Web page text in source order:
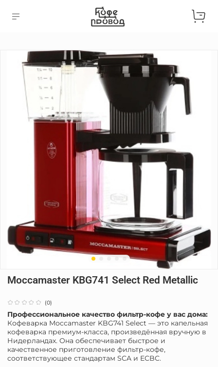
(0)
Moccamaster KBG741 Select Red Metallic
Профессиональное качество фильтр-кофе у вас дома:
Кофеварка Moccamaster KBG741 Select — это капельная
кофеварка премиум-класса, произведённая вручную в
Нидерландах. Она обеспечивает быстрое и
качественное приготовление фильтр-кофе,
соответствующее стандартам SCA и ECBC.